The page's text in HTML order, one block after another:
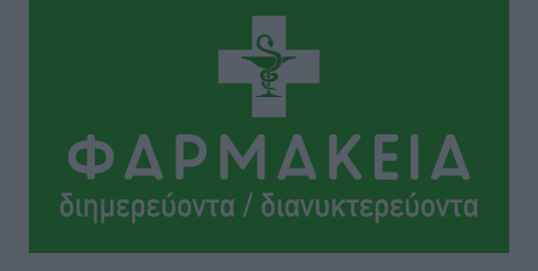
πριν 8 ώρες
Σούπερ μάρκετ: Διευρύνεται η εθνική πρωτοβουλία
για τις τιμές – Eρχονται νέες συμμετοχές εταιρειών
Ειδήσεις πριν 8 ώρες